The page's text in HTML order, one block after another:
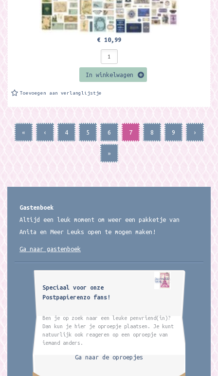
€ 10,99
In winkelwagen
Toevoegen aan verlanglijstje
« ‹ 4 5 6 7 8 9 ›
»
Gastenboek
Altijd een leuk moment om weer een pakketje van
Anita en Meer Leuks open te mogen maken!
Ga naar gastenboek
Speciaal voor onze
Postpapierenzo fans!
Ben je op zoek naar een leuke penvriend(in)?
Dan kun je hier je oproepje plaatsen. Je kunt
natuurlijk ook reageren op een oproepje van
iemand anders.
Ga naar de oproepjes